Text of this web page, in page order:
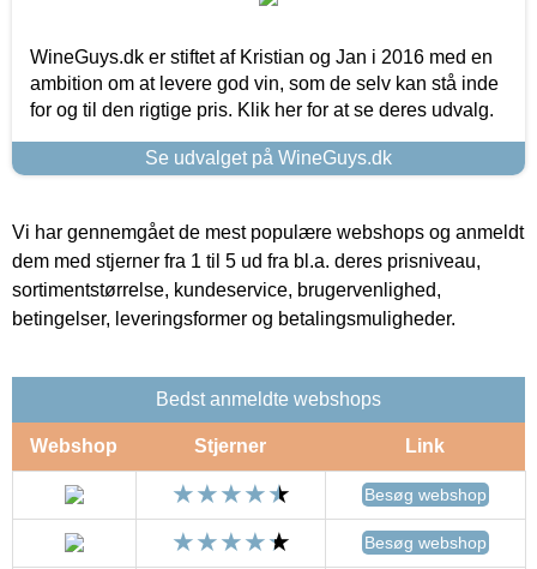
WineGuys.dk er stiftet af Kristian og Jan i 2016 med en
ambition om at levere god vin, som de selv kan stå inde
for og til den rigtige pris. Klik her for at se deres udvalg.
Se udvalget på WineGuys.dk
Vi har gennemgået de mest populære webshops og anmeldt
dem med stjerner fra 1 til 5 ud fra bl.a. deres prisniveau,
sortimentstørrelse, kundeservice, brugervenlighed,
betingelser, leveringsformer og betalingsmuligheder.
Bedst anmeldte webshops
Webshop Stjerner Link
Besøg webshop
Besøg webshop